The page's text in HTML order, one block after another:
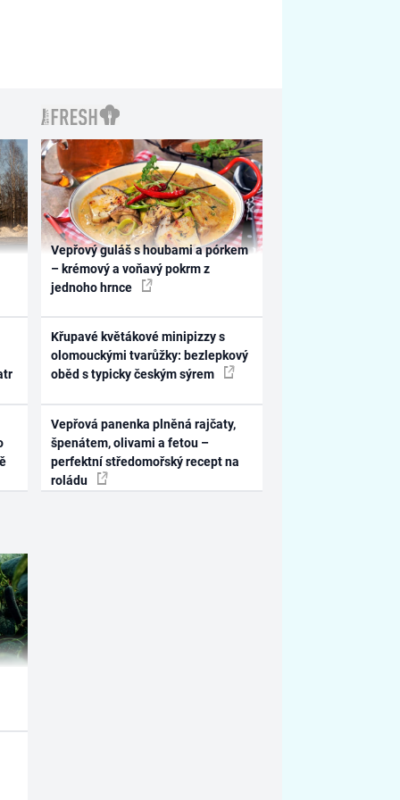
Vepřový guláš s houbami a pórkem
– krémový a voňavý pokrm z
jednoho hrnce
Křupavé květákové minipizzy s
olomouckými tvarůžky: bezlepkový
oběd s typicky českým sýrem
Vepřová panenka plněná rajčaty,
špenátem, olivami a fetou –
perfektní středomořský recept na
roládu